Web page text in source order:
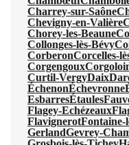
Charrey-sur-Saône
Chevigny-en-Valière
Chorey-les-Beaune
Collonges-lès-Bévy
CorberonCorcelles-
Corgengoux
Curtil-VergyDaix
ÉchenonÉchevronne
EsbarresÉtaules
Flagey-Echézeaux
FlavignerotFontaine-
GerlandGevrey-